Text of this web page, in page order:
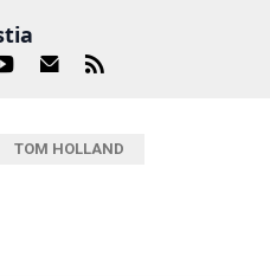
TOM HOLLAND